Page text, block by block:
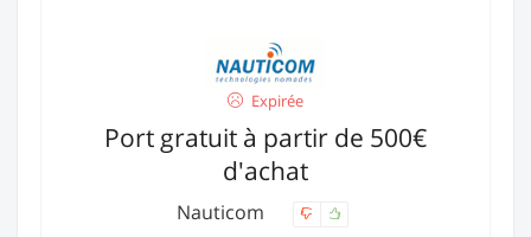
Expirée
Port gratuit à partir de 500€
d'achat
Nauticom